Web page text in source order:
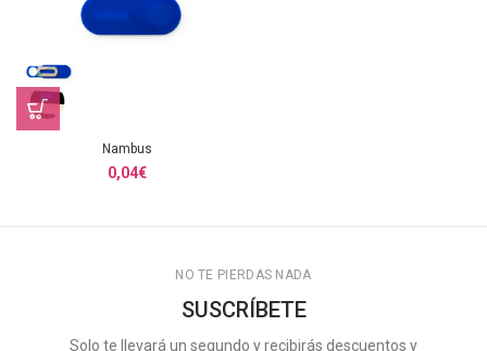
Nambus
0,04€
NO TE PIERDAS NADA
SUSCRÍBETE
Solo te llevará un segundo y recibirás descuentos y